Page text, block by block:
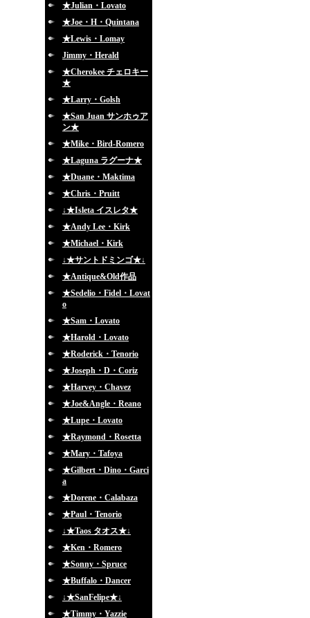
★Julian・Lovato
★Joe・H・Quintana
★Lewis・Lomay
Jimmy・Herald
★Cherokee チェロキー
★
★Larry・Golsh
★San Juan サンホゥア
ン★
★Mike・Bird-Romero
★Laguna ラグーナ★
★Duane・Maktima
★Chris・Pruitt
↓★Isleta イスレタ★
★Andy Lee・Kirk
★Michael・Kirk
↓★サントドミンゴ★↓
★Antique&Old作品
★Sedelio・Fidel・Lovat
o
★Sam・Lovato
★Harold・Lovato
★Roderick・Tenorio
★Joseph・D・Coriz
★Harvey・Chavez
★Joe&Angle・Reano
★Lupe・Lovato
★Raymond・Rosetta
★Mary・Tafoya
★Gilbert・Dino・Garci
a
★Dorene・Calabaza
★Paul・Tenorio
↓★Taos タオス★↓
★Ken・Romero
★Sonny・Spruce
★Buffalo・Dancer
↓★SanFelipe★↓
★Timmy・Yazzie